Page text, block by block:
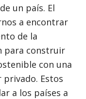
un país. El
a encontrar
de la
para construir
con una
Estos
a los países a